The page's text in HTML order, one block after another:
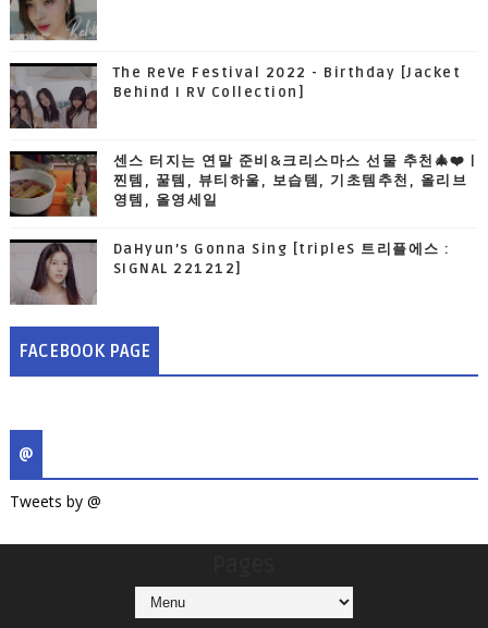
The ReVe Festival 2022 - Birthday [Jacket
Behind I RV Collection]
센스 터지는 연말 준비&크리스마스 선물 추천🎄❤️ |
찐템, 꿀템, 뷰티하울, 보습템, 기초템추천, 올리브
영템, 올영세일
DaHyun’s Gonna Sing [tripleS 트리플에스 :
SIGNAL 221212]
FACEBOOK PAGE
@
Tweets by @